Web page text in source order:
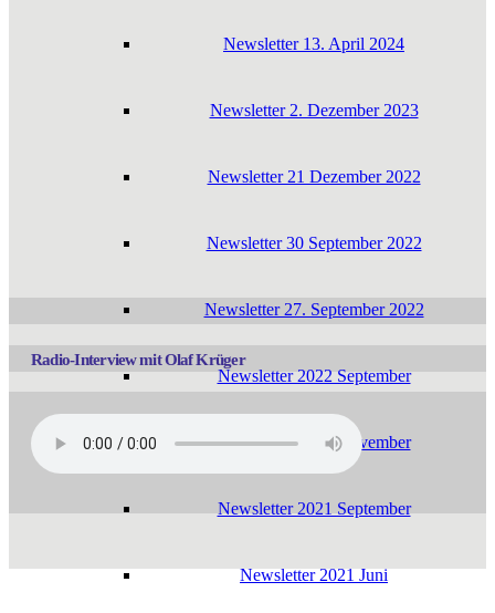
News­let­ter 13. April 2024
News­let­ter 2. Dezem­ber 2023
News­let­ter 21 Dezem­ber 2022
News­let­ter 30 Sep­tem­ber 2022
News­let­ter 27. Sep­tem­ber 2022
News­let­ter 2022 September
News­let­ter 2021 November
News­let­ter 2021 September
News­let­ter 2021 Juni
Radio-Interview mit Olaf Krüger